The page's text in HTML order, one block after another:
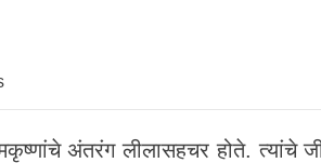
अंतरंग लीलासहचर होते. त्यांचे